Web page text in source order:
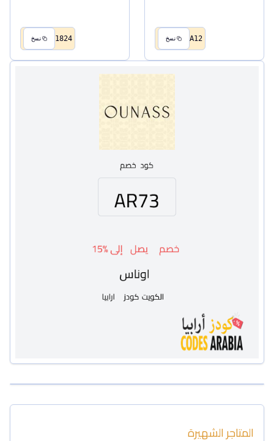
A12 نسخ 1824 نسخ
المتاجر الشهيرة